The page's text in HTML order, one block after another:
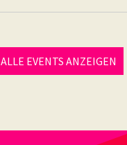
ALLE EVENTS ANZEIGEN